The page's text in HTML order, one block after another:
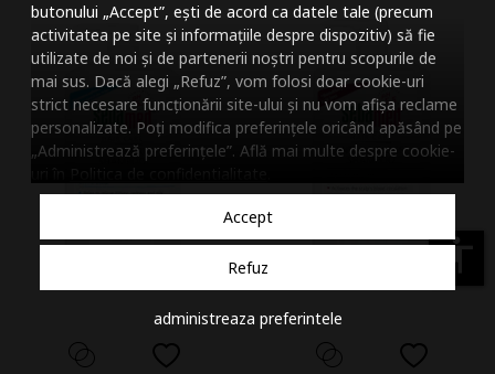
butonului „Accept”, ești de acord ca datele tale (precum
activitatea pe site și informațiile despre dispozitiv) să fie
utilizate de noi și de partenerii noștri pentru scopurile de
mai sus. Dacă alegi „Refuz”, vom folosi doar cookie-uri
strict necesare funcționării site-ului și nu vom afișa reclame
personalizate. Poți modifica preferințele oricând apăsând pe
„Administrează preferințele”. Află mai multe despre cookie-
Accept
Refuz
administreaza preferintele
accessibility
Micsoreaza
Mareste inaltimea
Micsoreaza
Inverseaza culorile
Nuante de gri
Cursor mare
Subliniaza link-urile